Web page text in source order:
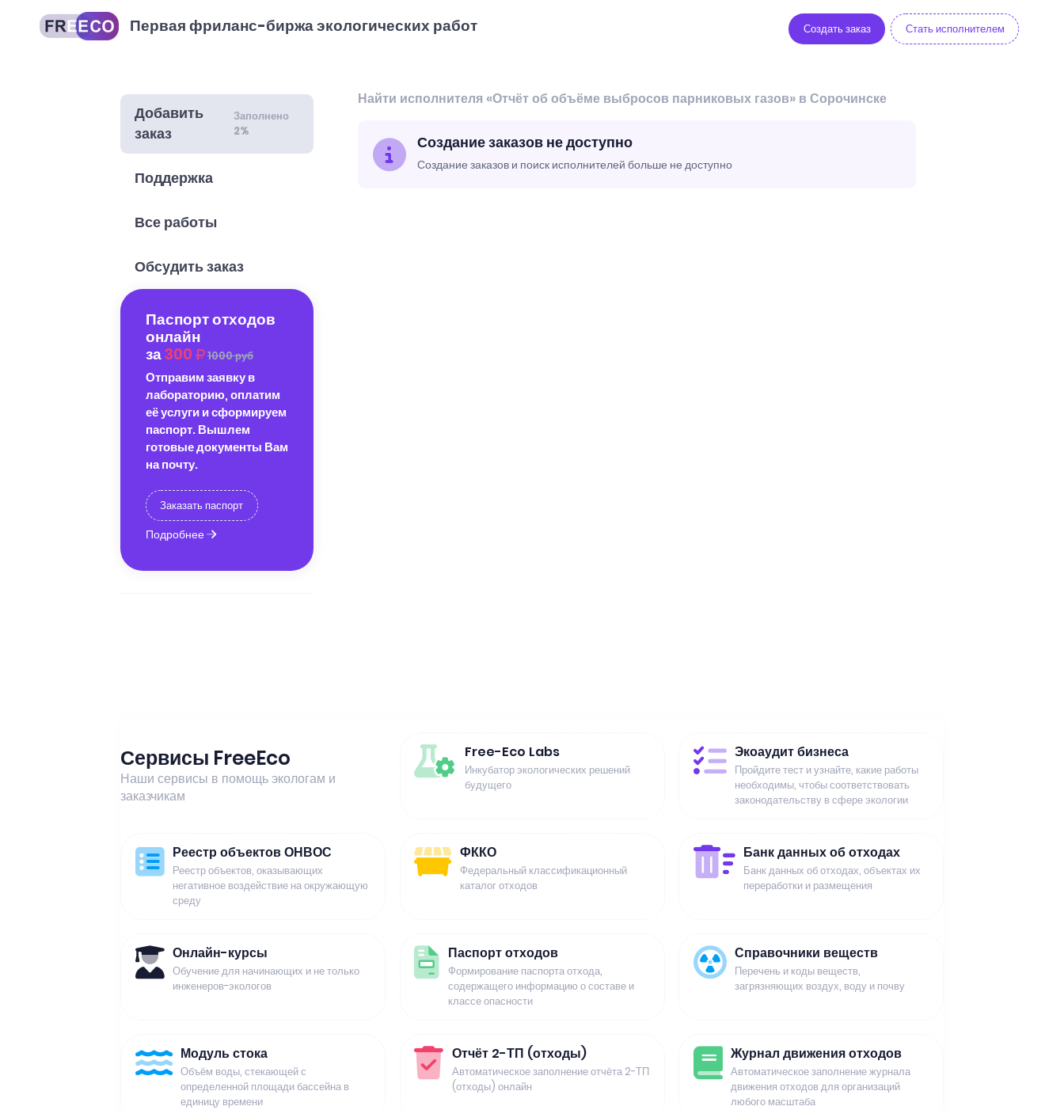
Первая фриланс-биржа экологических работ Создать заказ Стать исполнителем
Добавить
заказ
Заполнено
2%
Поддержка
Все работы
Обсудить заказ
Паспорт отходов
онлайн
за300 1000 руб
Отправим заявку в
лабораторию, оплатим
её услуги и сформируем
паспорт. Вышлем
готовые документы Вам
на почту.
Заказать паспорт
Подробнее
Найти исполнителя «Отчёт об объёме выбросов парниковых газов» в Сорочинске
Создание заказов не доступно
Создание заказов и поиск исполнителей больше не доступно
Сервисы FreeEco
Наши сервисы в помощь экологам и
заказчикам
Free-Eco Labs
Инкубатор экологических решений
будущего
Экоаудит бизнеса
Пройдите тест и узнайте, какие работы
необходимы, чтобы соответствовать
законодательству в сфере экологии
Реестр объектов ОНВОС
Реестр объектов, оказывающих
негативное воздействие на окружающую
среду
ФККО
Федеральный классификационный
каталог отходов
Банк данных об отходах
Банк данных об отходах, объектах их
переработки и размещения
Онлайн-курсы
Обучение для начинающих и не только
инженеров-экологов
Паспорт отходов
Формирование паспорта отхода,
содержащего информацию о составе и
классе опасности
Справочники веществ
Перечень и коды веществ,
загрязняющих воздух, воду и почву
Модуль стока
Объём воды, стекающей с
определенной площади бассейна в
единицу времени
Отчёт 2-ТП (отходы)
Автоматическое заполнение отчёта 2-ТП
(отходы) онлайн
Журнал движения отходов
Автоматическое заполнение журнала
движения отходов для организаций
любого масштаба